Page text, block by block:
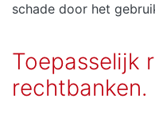
schade door het
Toepasselijk
rechtbanken.